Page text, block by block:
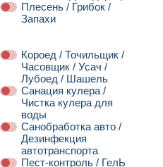
Плесень / Грибок /
Запахи
Короед / Точильщик /
Часовщик / Усач /
Лубоед / Шашель
Санация кулера /
Чистка кулера для
воды
Санобработка авто /
Дезинфекция
автотранспорта
Пест-контроль / ГелЬ